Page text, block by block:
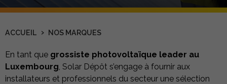
ACCUEIL › NOS MARQUES
En tant que grossiste photovoltaïque leader au
Luxembourg, Solar Dépôt s’engage à fournir aux
installateurs et professionnels du secteur une sélection